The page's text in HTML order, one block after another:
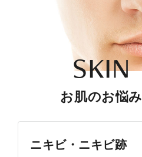
SKIN
お肌のお悩み
ニキビ・ニキビ跡